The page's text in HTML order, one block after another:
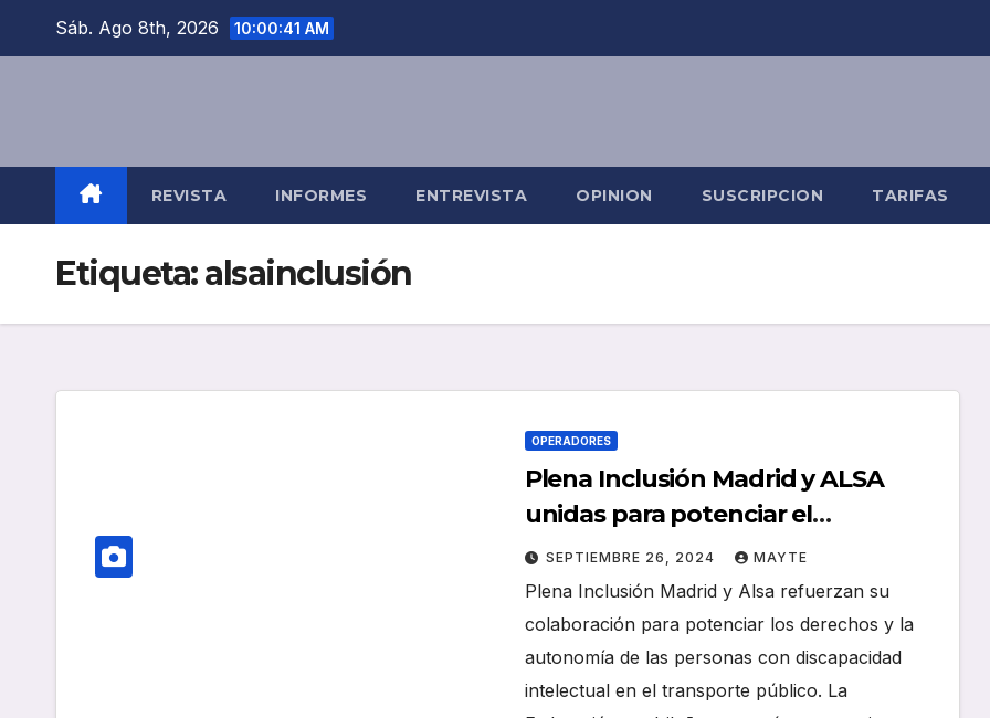
Sáb. Ago 8th, 2026 10:00:41 AM
REVISTA INFORMES ENTREVISTA OPINION SUSCRIPCION TARIFAS
Etiqueta:alsainclusión
OPERADORES
Plena Inclusión Madrid y ALSA
unidas para potenciar el
transporte entre personas con
discapacidad intelectual
SEPTIEMBRE 26, 2024 MAYTE
Plena Inclusión Madrid y Alsa refuerzan su
colaboración para potenciar los derechos y la
autonomía de las personas con discapacidad
intelectual en el transporte público. La